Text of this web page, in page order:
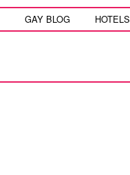
GAY BLOG HOTELS